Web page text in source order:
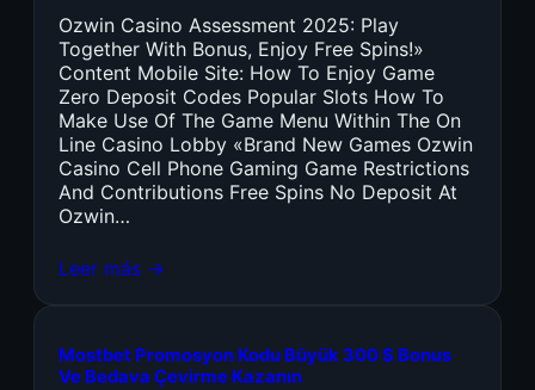
Ozwin Casino Assessment 2025: Play
Together With Bonus, Enjoy Free Spins!»
Content Mobile Site: How To Enjoy Game
Zero Deposit Codes Popular Slots How To
Make Use Of The Game Menu Within The On
Line Casino Lobby «Brand New Games Ozwin
Casino Cell Phone Gaming Game Restrictions
And Contributions Free Spins No Deposit At
Ozwin…
Leer más →
Mostbet Promosyon Kodu Büyük 300 $ Bonus
Ve Bedava Çevirme Kazanın